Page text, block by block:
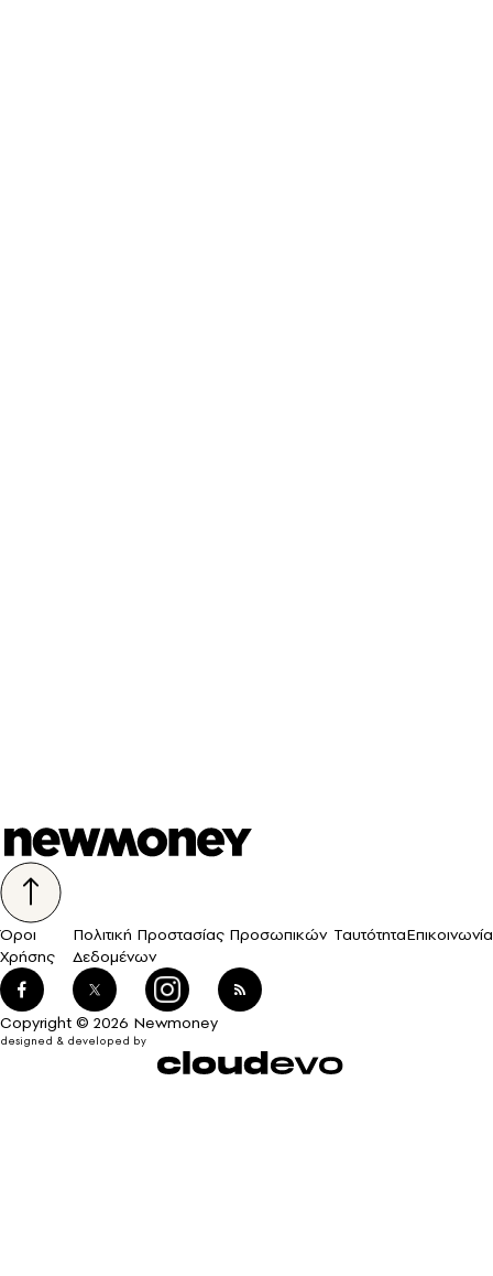
Όροι
Χρήσης
Πολιτική Προστασίας Προσωπικών
Δεδομένων
ΤαυτότηταΕπικοινωνία
Copyright © 2026 Newmoney
designed & developed by